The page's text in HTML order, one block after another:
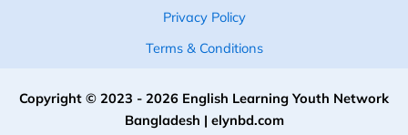
Privacy Policy
Terms & Conditions
Copyright © 2023 - 2026 English Learning Youth Network
Bangladesh | elynbd.com